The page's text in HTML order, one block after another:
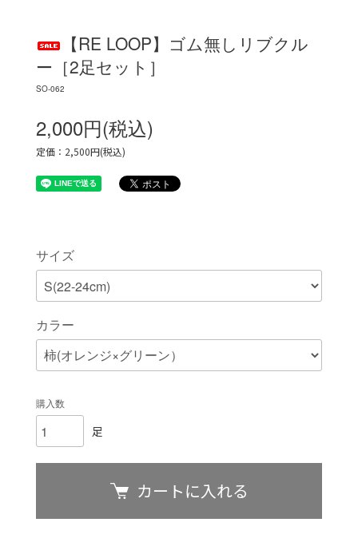
【RE LOOP】ゴム無しリブクル
ー［2足セット］
SO-062
2,000円(税込)
定価：2,500円(税込)
サイズ
カラー
購入数
足
カートに入れる